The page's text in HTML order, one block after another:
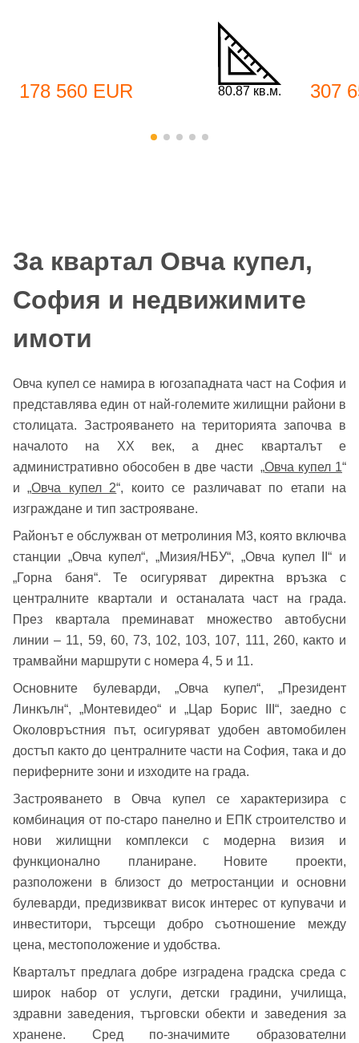
Вход Регистрация
178 560 EUR 80.87 кв.м. 307
За квартал Овча купел,
София и недвижимите
имоти
Овча купел се намира в югозападната част на София и
представлява един от най-големите жилищни райони в
столицата. Застрояването на територията започва в
началото на XX век, а днес кварталът е
административно обособен в две части „Овча купел 1“
и „Овча купел 2“, които се различават по етапи на
изграждане и тип застрояване.
Районът е обслужван от метролиния М3, която включва
станции „Овча купел“, „Мизия/НБУ“, „Овча купел II“ и
„Горна баня“. Те осигуряват директна връзка с
централните квартали и останалата част на града.
През квартала преминават множество автобусни
линии – 11, 59, 60, 73, 102, 103, 107, 111, 260, както и
трамвайни маршрути с номера 4, 5 и 11.
Основните булеварди, „Овча купел“, „Президент
Линкълн“, „Монтевидео“ и „Цар Борис III“, заедно с
Околовръстния път, осигуряват удобен автомобилен
достъп както до централните части на София, така и до
периферните зони и изходите на града.
Застрояването в Овча купел се характеризира с
комбинация от по-старо панелно и ЕПК строителство и
нови жилищни комплекси с модерна визия и
функционално планиране. Новите проекти,
разположени в близост до метростанции и основни
булеварди, предизвикват висок интерес от купувачи и
инвеститори, търсещи добро съотношение между
цена, местоположение и удобства.
Кварталът предлага добре изградена градска среда с
широк набор от услуги, детски градини, училища,
здравни заведения, търговски обекти и заведения за
хранене. Сред по-значимите образователни